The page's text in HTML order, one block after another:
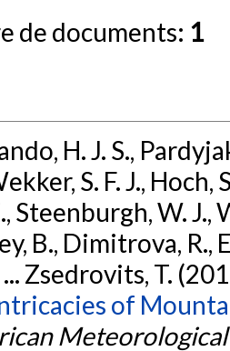
de documents: 1
H. J. S.,
S. F. J., Hoch,
Steenburgh, W. J.,
B., Dimitrova, R.,
... Zsedrovits, T.
of